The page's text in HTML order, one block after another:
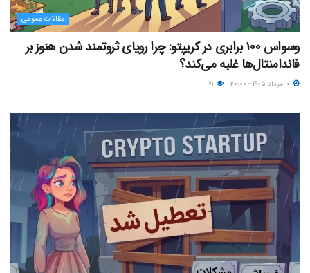
مقالات عمومی
وسواس ۱۰۰ برابری در کریپتو: چرا رویای ثروتمند شدن هنوز بر
فاندامنتال‌ها غلبه می‌کند؟